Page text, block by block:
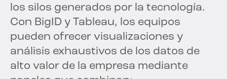
los silos generados por la tecnología.
Con BigID y Tableau, los equipos
pueden ofrecer visualizaciones y
análisis exhaustivos de los datos de
alto valor de la empresa mediante